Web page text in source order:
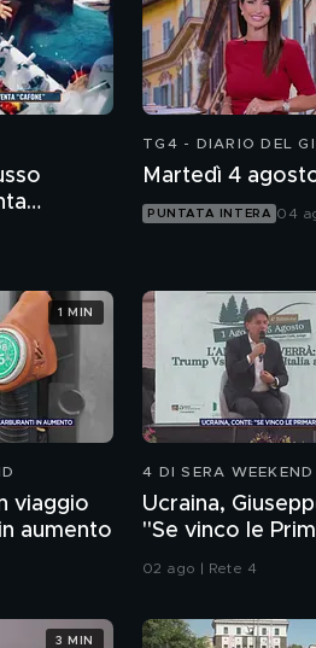
TG4 - DIARIO DEL
Martedì 4
PUNTATA INTERA 04
viaggio
aumento
1 MIN
4 DI SERA WEEKEND
Ucraina,
"Se vinco le
alle armi"
02 ago | Rete 4
3 MIN